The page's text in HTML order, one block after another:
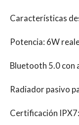
Características
Potencia: 6W
Bluetooth 5.0 con
Radiador pasivo
Certificación